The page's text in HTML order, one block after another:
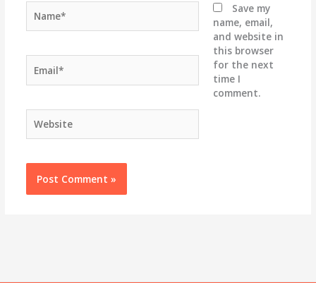
Save my
name, email,
and website in
this browser
for the next
time I
comment.